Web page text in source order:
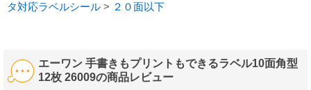
タ対応ラベルシール > ２０面以下
エーワン 手書きもプリントもできるラベル10面角型
12枚 26009の商品レビュー